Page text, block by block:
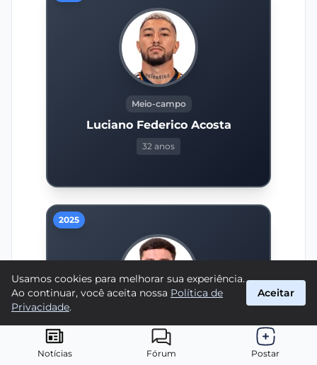
Notícias Fórum Postar
Meio-campo
Luciano Federico Acosta
32 anos
2025
Meio-campo
Martinelli
Usamos cookies para melhorar sua experiência.
Ao continuar, você aceita nossa Política de
Privacidade.
Aceitar